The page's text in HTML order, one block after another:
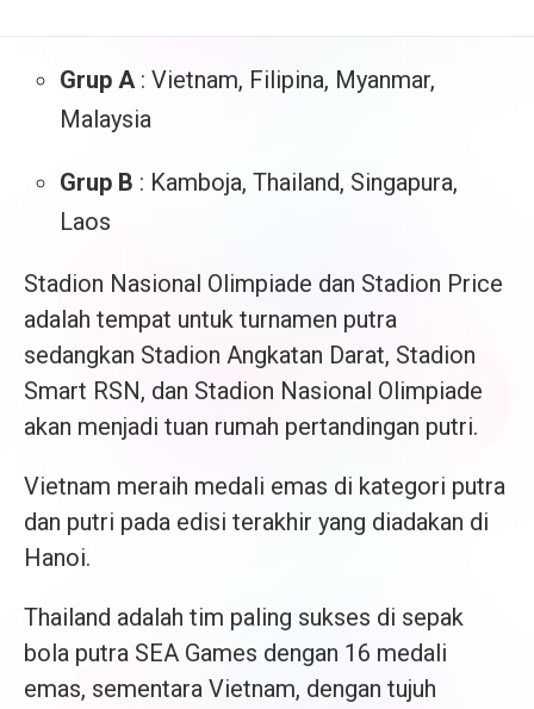
Grup A: Vietnam, Filipina, Myanmar,
Malaysia
Grup B : Kamboja, Thailand, Singapura,
Laos
Stadion Nasional Olimpiade dan Stadion Price
adalah tempat untuk turnamen putra
sedangkan Stadion Angkatan Darat, Stadion
Smart RSN, dan Stadion Nasional Olimpiade
akan menjadi tuan rumah pertandingan putri.
Vietnam meraih medali emas di kategori putra
dan putri pada edisi terakhir yang diadakan di
Hanoi.
Thailand adalah tim paling sukses di sepak
bola putra SEA Games dengan 16 medali
emas, sementara Vietnam, dengan tujuh